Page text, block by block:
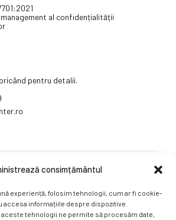
consimțământul
experiență, folosim tehnologii, cum ar fi cookie-
accesa informațiile despre dispozitive.
tehnologii ne permite să procesăm date,
al confidențialității
pentru detalii.
sociale.